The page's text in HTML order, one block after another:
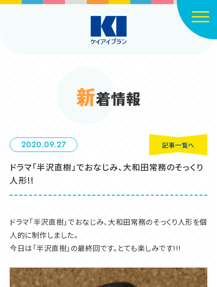
Click
新着情報
2020.09.27 記事一覧へ
ドラマ「半沢直樹」でおなじみ、大和田常務のそっくり
人形!!
ドラマ「半沢直樹」でおなじみ、大和田常務のそっくり人形を個
人的に制作しました。
今日は「半沢直樹」の最終回です。とても楽しみです!!!